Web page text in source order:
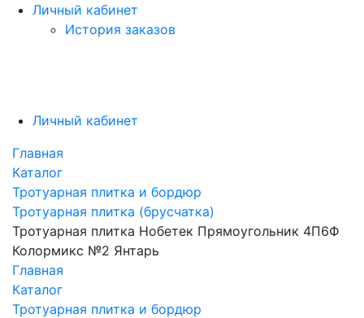
Личный кабинет
История заказов
Личный кабинет
Главная
Каталог
Тротуарная плитка и бордюр
Тротуарная плитка (брусчатка)
Тротуарная плитка Нобетек Прямоугольник 4П6Ф
Колормикс №2 Янтарь
Главная
Каталог
Тротуарная плитка и бордюр